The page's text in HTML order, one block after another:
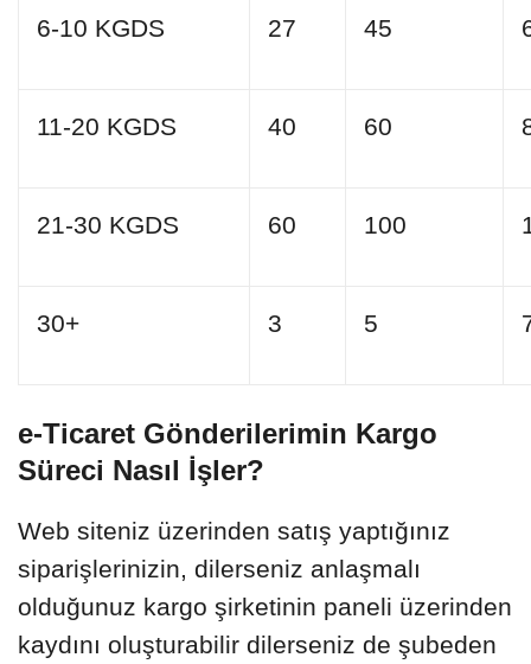
6-10 KGDS 27 45
11-20 KGDS 40 60
21-30 KGDS 60 100
30+ 3 5
e-Ticaret Gönderilerimin Kargo
Süreci Nasıl İşler?
Web siteniz üzerinden satış yaptığınız
siparişlerinizin, dilerseniz anlaşmalı
olduğunuz kargo şirketinin paneli üzerinden
kaydını oluşturabilir dilerseniz de şubeden